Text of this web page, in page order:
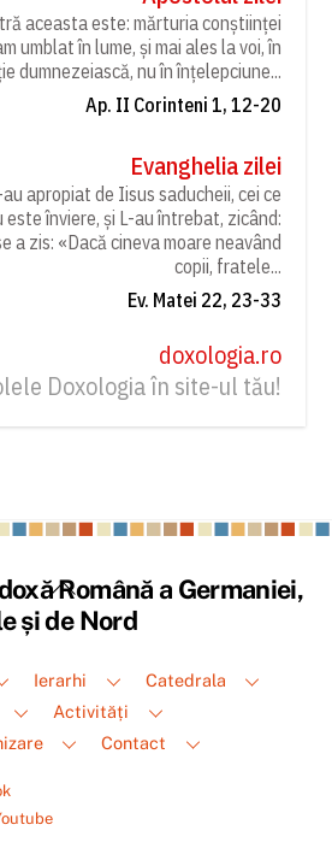
aceasta este: mărturia conștiinței
umblat în lume, și mai ales la voi, în
dumnezeiască, nu în înțelepciune...
Ap. II Corinteni 1, 12-20
Evanghelia zilei
apropiat de Iisus saducheii, cei ce
este înviere, și L-au întrebat, zicând:
a zis: «Dacă cineva moare neavând
copii, fratele...
Ev. Matei 22, 23-33
doxologia.ro
Doxologia în site-ul tău!
Back
To
Română a Germaniei,
și de Nord
Ierarhi
Catedrala
Activități
Contact